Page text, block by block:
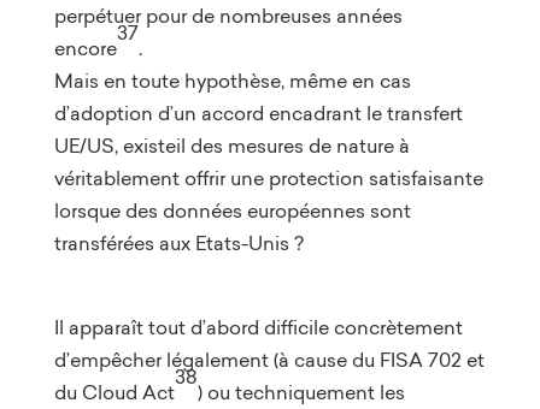
perpétuer pour de nombreuses années
encore
37
.
Mais en toute hypothèse, même en cas
d’adoption d’un accord encadrant le transfert
UE/US, existeil des mesures de nature à
véritablement offrir une protection satisfaisante
lorsque des données européennes sont
transférées aux Etats-Unis ?
Il apparaît tout d’abord difficile concrètement
d’empêcher légalement (à cause du FISA 702 et
du Cloud Act
38
) ou techniquement les